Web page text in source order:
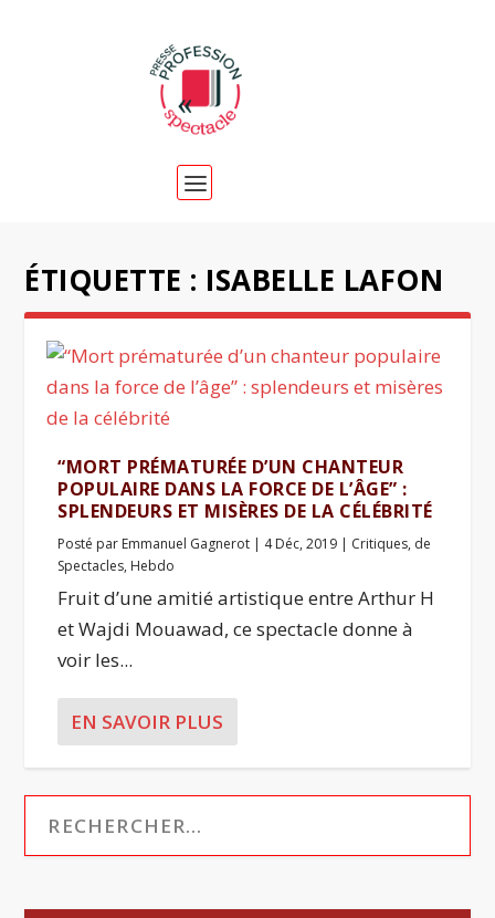
ÉTIQUETTE : ISABELLE LAFON
“MORT PRÉMATURÉE D’UN CHANTEUR
POPULAIRE DANS LA FORCE DE L’ÂGE” :
SPLENDEURS ET MISÈRES DE LA CÉLÉBRITÉ
Posté par Emmanuel Gagnerot | 4 Déc, 2019 | Critiques, de
Spectacles, Hebdo
Fruit d’une amitié artistique entre Arthur H
et Wajdi Mouawad, ce spectacle donne à
voir les...
EN SAVOIR PLUS